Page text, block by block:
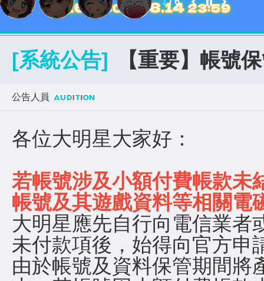
[系統公告] 【重要】帳號
公告人員
各位大明星大家好：
若帳號涉及小額付費帳款未
帳號及其遊戲資料等相關電
大明星應先自行向電信業者
未付款項後，始得向官方申
由於帳號及資料保管期間將